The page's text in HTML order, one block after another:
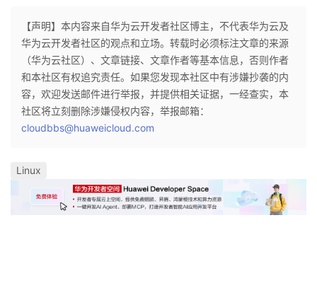
注
开
发
者
的
Programs
我
的
支
【声明】本内容来自华为云开发者社区博主，不代表华为云及
华为云开发者社区的观点和立场。转载时必须标注文章的来源
（华为云社区）、文章链接、文章作者等基本信息，否则作者
和本社区有权追究责任。如果您发现本社区中有涉嫌抄袭的内
容，欢迎发送邮件进行举报，并提供相关证据，一经查实，本
社区将立刻删除涉嫌侵权内容，举报邮箱：
cloudbbs@huaweicloud.com
Linux